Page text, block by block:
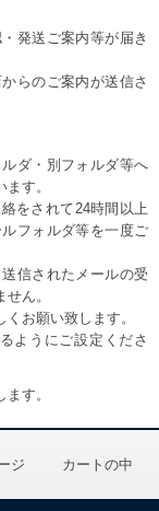
発送ご案内等が届き
らのご案内が送信さ
ダ・別フォルダ等へ
す。
をされて24時間以上
フォルダ等を一度ご
信されたメールの受
ん。
お願い致します。
ようにご設定くださ
す。
ジ カートの中